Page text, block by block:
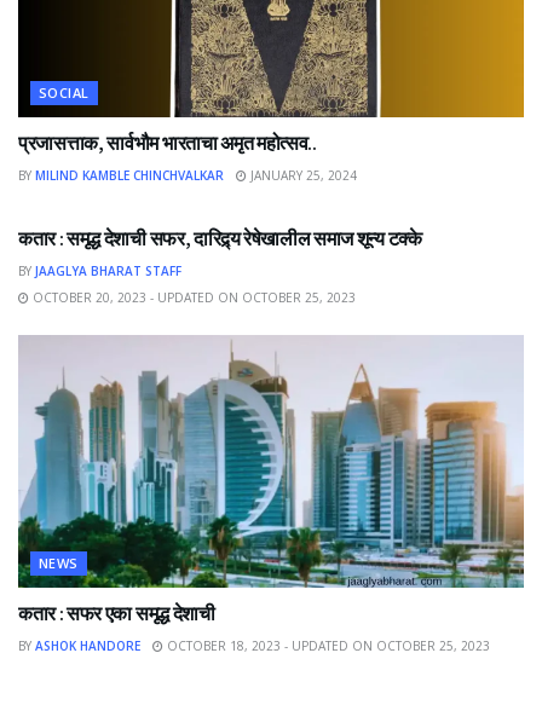
SOCIAL
प्रजासत्ताक, सार्वभौम भारताचा अमृत महोत्सव..
BY MILIND KAMBLE CHINCHVALKAR JANUARY 25, 2024
कतार : समृद्ध देशाची सफर, दारिद्र्य रेषेखालील समाज शून्य टक्के
BY JAAGLYA BHARAT STAFF
OCTOBER 20, 2023 - UPDATED ON OCTOBER 25, 2023
NEWS
कतार : सफर एका समृद्ध देशाची
BY ASHOK HANDORE OCTOBER 18, 2023 - UPDATED ON OCTOBER 25, 2023